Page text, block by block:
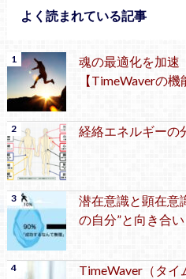
よく読まれている記事
魂の最適化を加速
【TimeWaverの機
経絡エネルギーの
潜在意識と顕在意
の自分”と向き合い
TimeWaver（タイ